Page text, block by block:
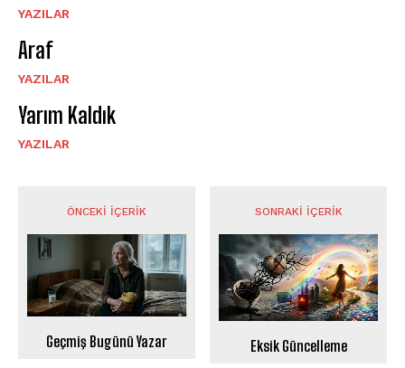
YAZILAR
Araf
YAZILAR
Yarım Kaldık
YAZILAR
ÖNCEKI İÇERIK
Geçmiş Bugünü Yazar
SONRAKI İÇERIK
Eksik Güncelleme